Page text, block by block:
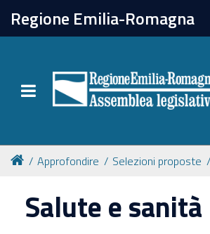
Regione Emilia-Romagna
Toggle navigation
chiudi
Catalogo online
Collezioni
Per approfondire
Approfondire Selezioni proposte
Salute e sanità